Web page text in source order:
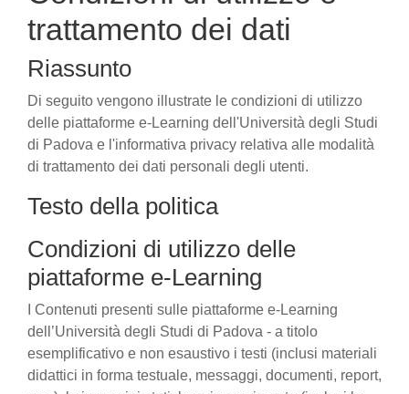
trattamento dei dati
Riassunto
Di seguito vengono illustrate le condizioni di utilizzo
delle piattaforme e-Learning dell'Università degli Studi
di Padova e l'informativa privacy relativa alle modalità
di trattamento dei dati personali degli utenti.
Testo della politica
Condizioni di utilizzo delle
piattaforme e-Learning
I Contenuti presenti sulle piattaforme e-Learning
dell’Università degli Studi di Padova - a titolo
esemplificativo e non esaustivo i testi (inclusi materiali
didattici in forma testuale, messaggi, documenti, report,